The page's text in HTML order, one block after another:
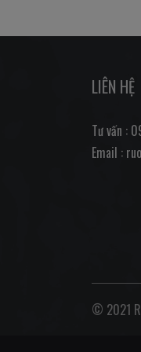
LIÊN HỆ
Tư vấn :
Email :
© 2021